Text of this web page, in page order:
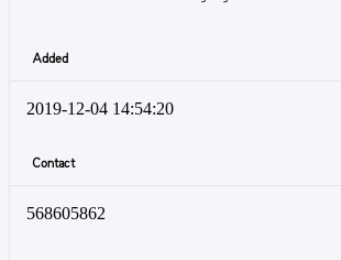
Added
2019-12-04 14:54:20
Contact
568605862